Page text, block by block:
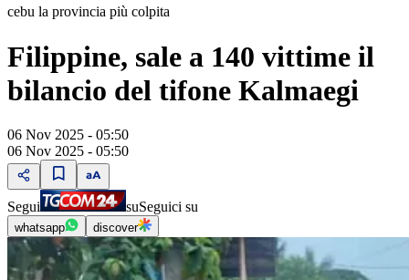
cebu la provincia più colpita
Filippine, sale a 140 vittime il
bilancio del tifone Kalmaegi
06 Nov 2025 - 05:50
06 Nov 2025 - 05:50
Segui suSeguici su
whatsapp discover